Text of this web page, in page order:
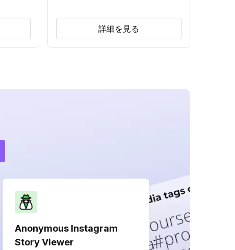
詳細を見る
Anonymous Instagram
Story Viewer